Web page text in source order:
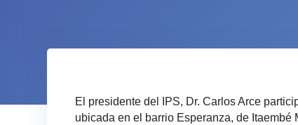
El presidente del IPS, Dr. Carlos Arce
ubicada en el barrio Esperanza, de Itaembé